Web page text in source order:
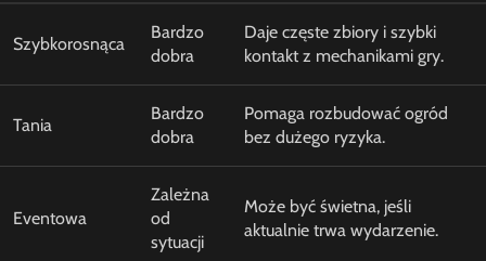
Szybkorosnąca
Bardzo
dobra
Daje częste zbiory i szybki
kontakt z mechanikami gry.
Tania
Bardzo
dobra
Pomaga rozbudować ogród
bez dużego ryzyka.
Eventowa
Zależna
od
sytuacji
Może być świetna, jeśli
aktualnie trwa wydarzenie.